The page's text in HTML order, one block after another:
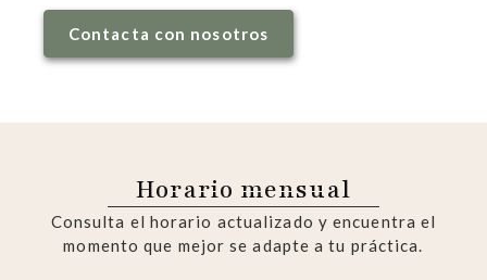
Contacta con nosotros
Horario mensual
Consulta el horario actualizado y encuentra el
momento que mejor se adapte a tu práctica.